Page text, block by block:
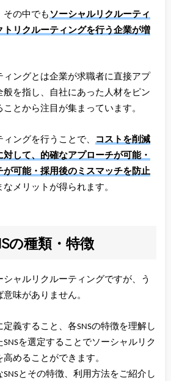
その中でもソーシャルリクルーティ
トリクルーティングを行う企業が増
ィングとは企業が求職者に直接アプ
般を指し、自社にあった人材をピン
とから注目が集まっています。
ングを行うことで、
コストを削減
して、的確なアプローチが可能・
可能・採用後のミスマッチを防止
メリットが得られます。
の種類・特徴
ャルリクルーティングですが、う
味がありません。
義すること、各SNSの特徴を理解し
を選定することでソーシャルリク
めることができます。
とその特徴、利用方法をご紹介し